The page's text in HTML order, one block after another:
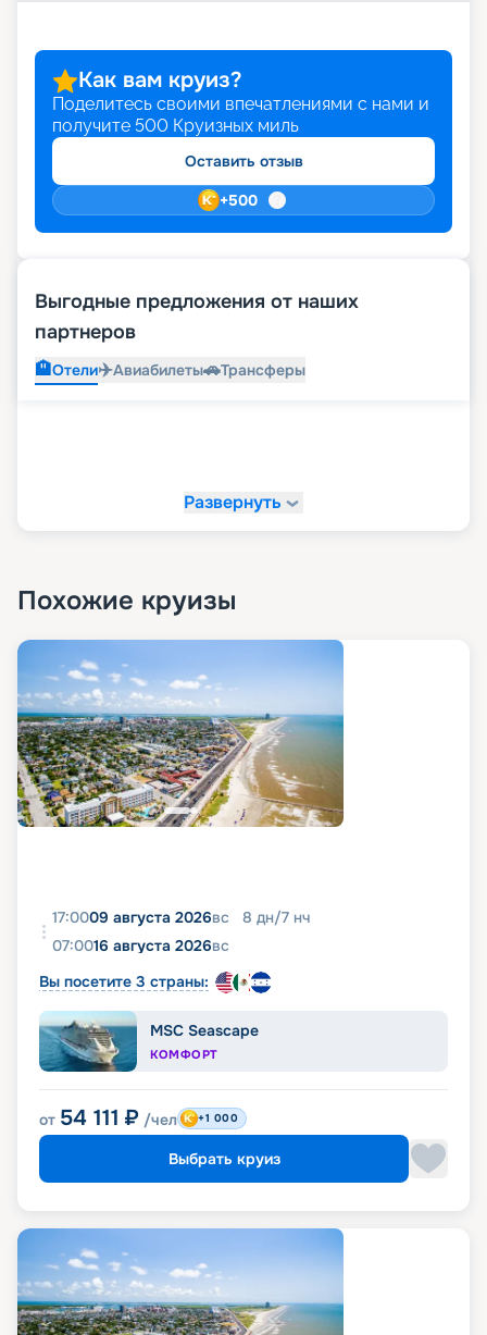
Как вам круиз?
Поделитесь своими впечатлениями с нами и
получите 500 Круизных миль
Оставить отзыв
+500
Выгодные предложения от наших
партнеров
🏨Отели✈️Авиабилеты🚗Трансферы
Развернуть
Похожие круизы
17:0009 августа 2026вс 8 дн/7 нч
07:0016 августа 2026вс
Вы посетите 3 страны:
MSC Seascape
КОМФОРТ
от 54 111 ₽ /чел +1 000
Выбрать круиз